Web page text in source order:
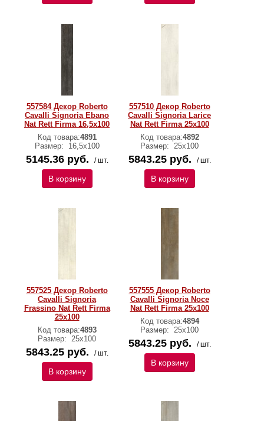
557584 Декор Roberto
Cavalli Signoria Ebano
Nat Rett Firma 16,5x100
Код товара:4891
Размер:
16,5x100
5145.36 руб. / шт.
В корзину
557510 Декор Roberto
Cavalli Signoria Larice
Nat Rett Firma 25x100
Код товара:4892
Размер: 25x100
5843.25 руб. / шт.
В корзину
557525 Декор Roberto
Cavalli Signoria
Frassino Nat Rett Firma
25x100
Код товара:4893
Размер: 25x100
5843.25 руб. / шт.
В корзину
557555 Декор Roberto
Cavalli Signoria Noce
Nat Rett Firma 25x100
Код товара:4894
Размер: 25x100
5843.25 руб. / шт.
В корзину